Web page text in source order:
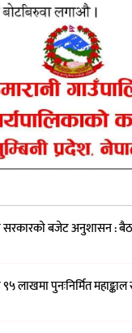
सरकारको बजेट अनुशासन :
लाखमा पुनःनिर्मित